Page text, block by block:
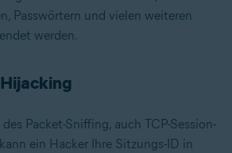
Passwörtern und vielen weiteren
werden.
Packet-Sniffing, auch TCP-Session-
ein Hacker Ihre Sitzungs-ID in